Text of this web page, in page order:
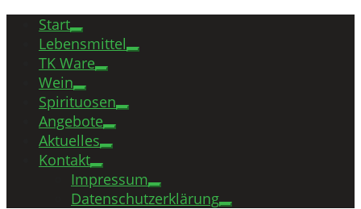
Start
Lebensmittel
TK Ware
Wein
Spirituosen
Angebote
Aktuelles
Kontakt
Impressum
Datenschutzerklärung